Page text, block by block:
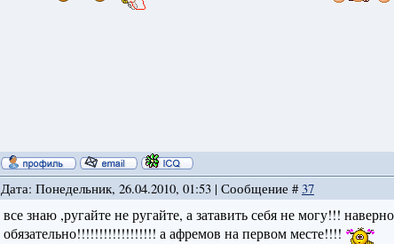
Дата: Понедельник, 26.04.2010, 01:53 | Сообщение #37
все знаю ,ругайте не ругайте, а затавить себя не могу!!!
обязательно!!!!!!!!!!!!!!!!!! а афремов на первом месте!!!!